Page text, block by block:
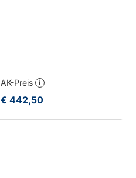
AK-Preis i
€ 442,50